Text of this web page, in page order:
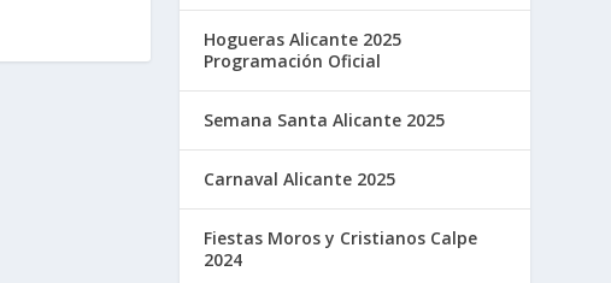
Hogueras Alicante 2025
Programación Oficial
Semana Santa Alicante 2025
Carnaval Alicante 2025
Fiestas Moros y Cristianos Calpe
2024